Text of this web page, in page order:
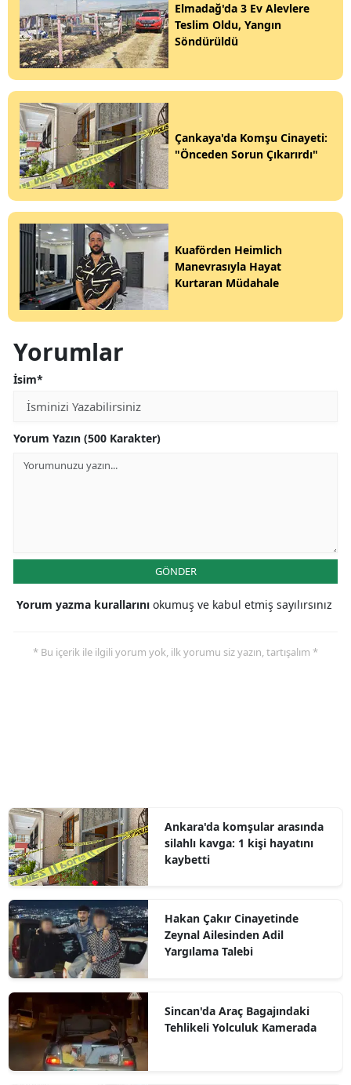
Elmadağ'da 3 Ev Alevlere
Teslim Oldu, Yangın
Söndürüldü
Çankaya'da Komşu Cinayeti:
"Önceden Sorun Çıkarırdı"
Kuaförden Heimlich
Manevrasıyla Hayat
Kurtaran Müdahale
Yorumlar
İsim*
Yorum Yazın (500 Karakter)
GÖNDER
Yorum yazma kurallarını okumuş ve kabul etmiş sayılırsınız
* Bu içerik ile ilgili yorum yok, ilk yorumu siz yazın, tartışalım *
Ankara'da komşular arasında
silahlı kavga: 1 kişi hayatını
kaybetti
Hakan Çakır Cinayetinde
Zeynal Ailesinden Adil
Yargılama Talebi
Sincan'da Araç Bagajındaki
Tehlikeli Yolculuk Kamerada